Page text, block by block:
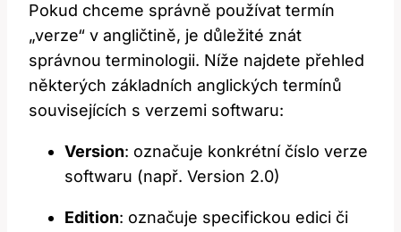
Pokud chceme správně používat termín
„verze“ v angličtině, je důležité znát
správnou terminologii. Níže najdete přehled
některých základních anglických termínů
souvisejících s verzemi softwaru:
Version: označuje konkrétní číslo verze
softwaru (např. Version 2.0)
Edition: označuje specifickou edici či